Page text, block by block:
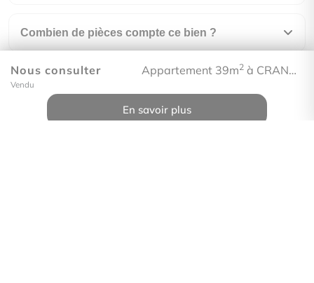
Nous consulter Appartement 39m2à CRANVES-SALES
Vendu
En savoir plus
Combien de pièces compte ce bien ?
À quel étage se situe ce bien ?